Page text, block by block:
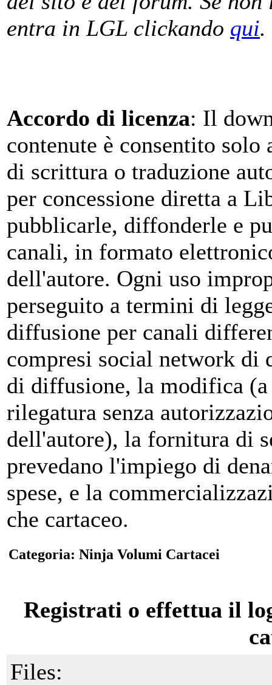
entra in LGL clickando qui.
Accordo di licenza: Il
contenute è consentito
di scrittura o traduzione
per concessione diretta a
pubblicarle, diffonderle e
canali, in formato
dell'autore. Ogni uso
perseguito a termini di
diffusione per canali
compresi social network di
di diffusione, la modifica
rilegatura senza
dell'autore), la fornitura di
prevedano l'impiego di
spese, e la
che cartaceo.
Categoria: Ninja Volumi Cartacei
Registrati o effettua il
Files: